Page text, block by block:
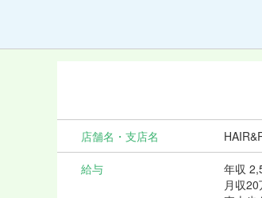
店舗名・支店名
給与
年収
月収20